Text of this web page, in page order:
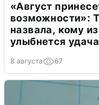
«Август
возможности»:
назвала, кому
улыбнется удача
8 августа 67